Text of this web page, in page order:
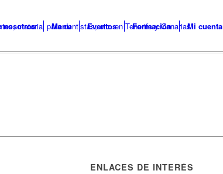
nosotros Menu Eventos Formación Mi cuenta
ENLACES DE INTERÉS